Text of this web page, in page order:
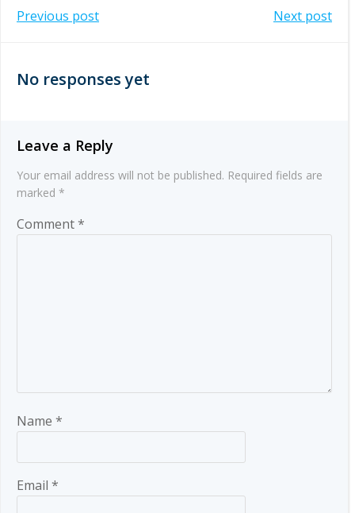
Post
navigation
Previous post Next post
No responses yet
Leave a Reply
Your email address will not be published. Required fields are
marked *
Comment*
Name *
Email *